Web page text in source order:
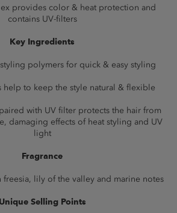
provides color & heat protection and
contains UV-filters
Key Ingredients
polymers for quick & easy styling
help to keep the style natural & flexible
with UV filter protects the hair from
damaging effects of heat styling and UV
light
Fragrance
freesia, lily of the valley and marine notes
Unique Selling Points